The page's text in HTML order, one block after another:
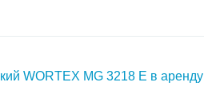
WORTEX MG 3218 E в аренду